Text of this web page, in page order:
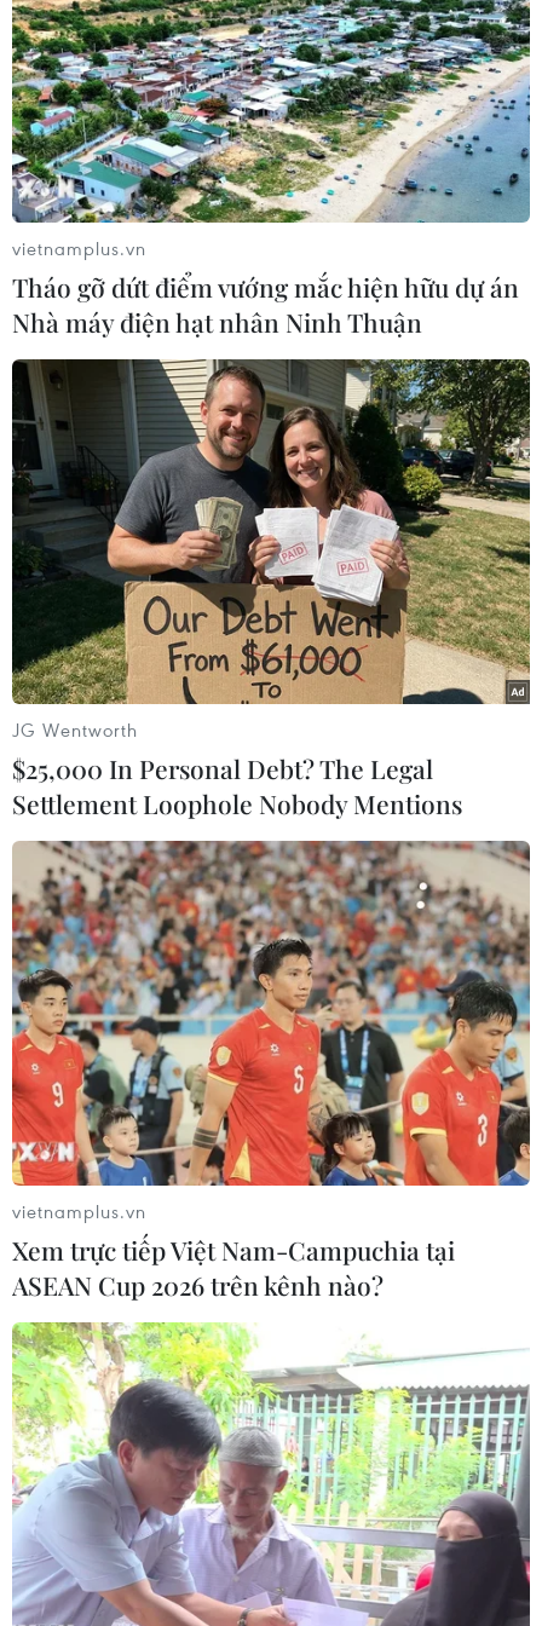
đến của khối tài sản bất hợp pháp đã được vận
chuyển qua nhiều quốc gia châu Âu./.
Chi nhánh ngân hàng Mỹ
tại Pháp bị đe dọa an ninh
Chi nhánh Goldman Sachs bị đe
dọa tấn công bằng chất nổ; ngân
hàng này chưa đưa ra thông báo
về vụ việc, trong khi Văn phòng
Công tố Paris cho biết chưa phát
trường.
(TTXVN/Vietnam+)
#Pháp #Bỉ
#đường dây tiêu thụ tài sản trộm cắp
Bỉ
Theo dõi VietnamPlus
TIN LIÊN QUAN
vietnamplus.vn
Tháo gỡ dứt điểm vướng mắc hiện hữu dự án
Nhà máy điện hạt nhân Ninh Thuận
JG Wentworth
$25,000 In Personal Debt? The Legal
Settlement Loophole Nobody Mentions
vietnamplus.vn
Xem trực tiếp Việt Nam-Campuchia tại
ASEAN Cup 2026 trên kênh nào?